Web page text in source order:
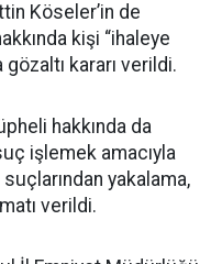
Köseler’in de
kişi “ihaleye
kararı verildi.
hakkında da
işlemek amacıyla
yakalama,
verildi.